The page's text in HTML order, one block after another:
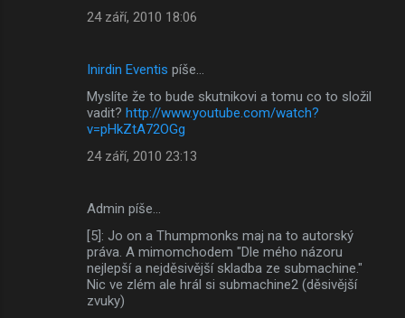
24 září, 2010 18:06
Inirdin Eventis píše…
Myslíte že to bude skutnikovi a tomu co to složil
vadit? http://www.youtube.com/watch?
v=pHkZtA72OGg
24 září, 2010 23:13
Admin píše…
[5]: Jo on a Thumpmonks maj na to autorský
práva. A mimomchodem "Dle mého názoru
nejlepší a nejděsivější skladba ze submachine."
Nic ve zlém ale hrál si submachine2 (děsivější
zvuky)